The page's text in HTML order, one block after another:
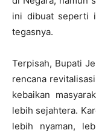
ini dibuat seperti
tegasnya.
Terpisah, Bupati
rencana
kebaikan
lebih sejahtera.
lebih nyaman,